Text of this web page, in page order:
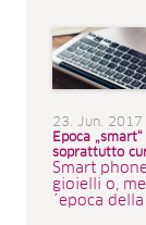
23. Jun. 2017
Epoca
soprattutto
Smart
gioielli o,
´epoca